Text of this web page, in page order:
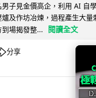
子見金價高企，利用 AI 自
及作坊冶煉，過程產生大量
場揭發整...
閱讀全文
分享